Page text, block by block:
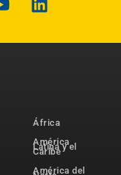
África
América
Latina y el
Caribe
América del